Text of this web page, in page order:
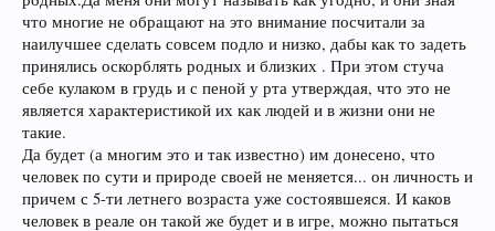
что многие не обращают на это внимание посчитали за
наилучшее сделать совсем подло и низко, дабы как то задеть
принялись оскорблять родных и близких . При этом стуча
себе кулаком в грудь и с пеной у рта утверждая, что это не
является характеристикой их как людей и в жизни они не
такие.
Да будет (а многим это и так известно) им донесено, что
человек по сути и природе своей не меняется... он личность и
причем с 5-ти летнего возраста уже состоявшеяся. И каков
человек в реале он такой же будет и в игре, можно пытаться